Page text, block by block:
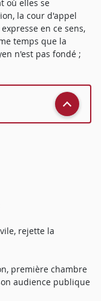
où elles se
la cour d'appel
en ce sens,
temps que la
n'est pas fondé ;
rejette la
première chambre
audience publique